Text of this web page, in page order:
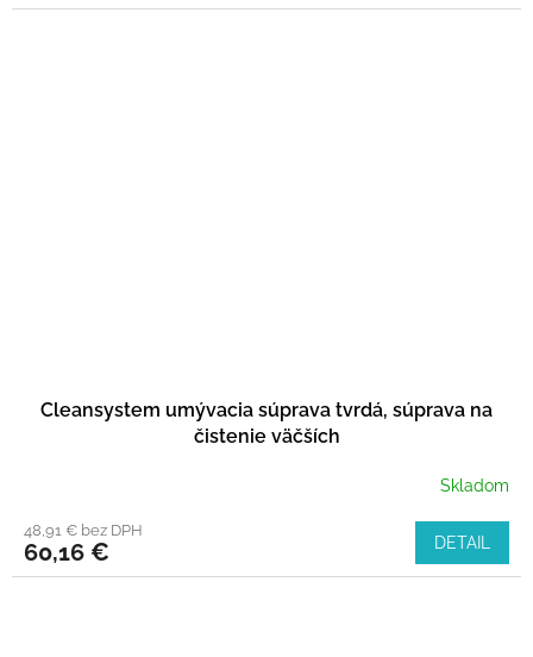
Cleansystem umývacia súprava tvrdá, súprava na
čistenie väčších
Skladom
48,91 € bez DPH
60,16 € DETAIL